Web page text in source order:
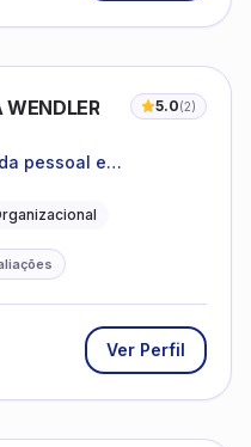
WENDLER 5.0(2)
pessoal e
Ver Perfil